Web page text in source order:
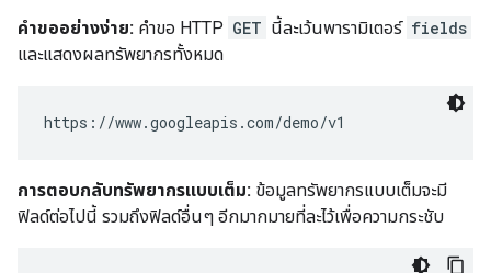
คำขออย่างง่าย: คำขอ HTTP GET นี้ละเว้นพารามิเตอร์ fields
และแสดงผลทรัพยากรทั้งหมด
การตอบกลับทรัพยากรแบบเต็ม: ข้อมูลทรัพยากรแบบเต็มจะมี
ฟิลด์ต่อไปนี้ รวมถึงฟิลด์อื่นๆ อีกมากมายที่ละไว้เพื่อความกระชับ